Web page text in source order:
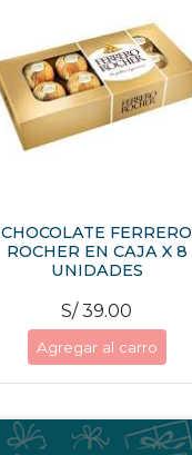
CHOCOLATE FERRERO
ROCHER EN CAJA X 8
UNIDADES
S/ 39.00
Agregar al carro